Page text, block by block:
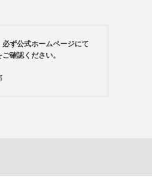
必ず公式ホームページにて
確認ください。